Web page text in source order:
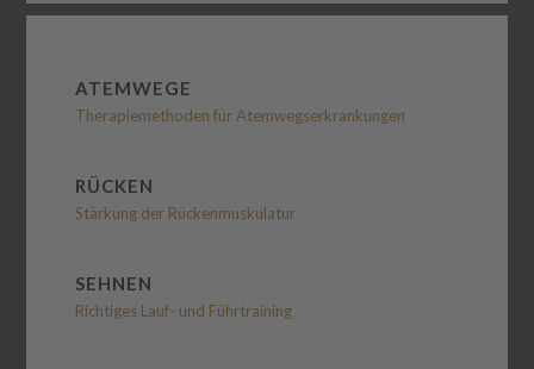
ATEMWEGE
Therapiemethoden für Atemwegserkrankungen
RÜCKEN
Stärkung der Rückenmuskulatur
SEHNEN
Richtiges Lauf- und Führtraining